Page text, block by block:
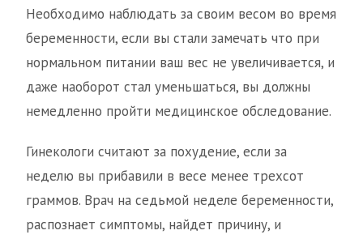
Необходимо наблюдать за своим весом во время
беременности, если вы стали замечать что при
нормальном питании ваш вес не увеличивается, и
даже наоборот стал уменьшаться, вы должны
немедленно пройти медицинское обследование.
Гинекологи считают за похудение, если за
неделю вы прибавили в весе менее трехсот
граммов. Врач на седьмой неделе беременности,
распознает симптомы, найдет причину, и